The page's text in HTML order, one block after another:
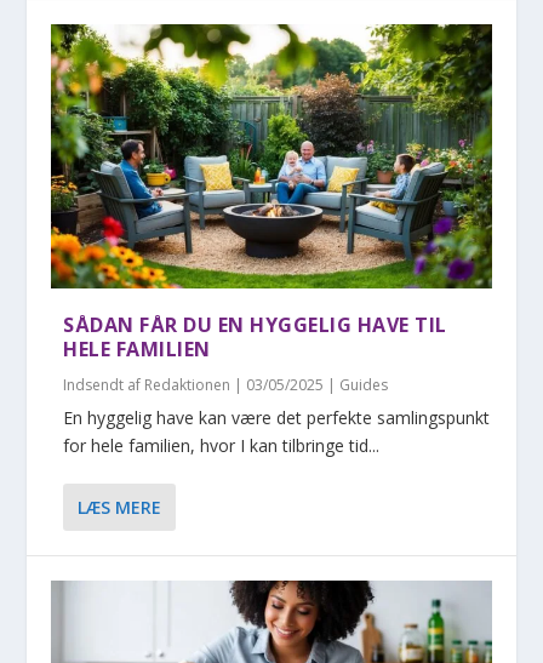
SÅDAN FÅR DU EN HYGGELIG HAVE TIL
HELE FAMILIEN
Indsendt af Redaktionen | 03/05/2025 | Guides
En hyggelig have kan være det perfekte samlingspunkt
for hele familien, hvor I kan tilbringe tid...
LÆS MERE